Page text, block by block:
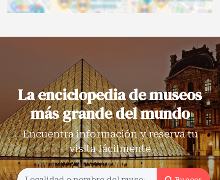
La enciclopedia de museos
más grande del mundo
Encuentra información y reserva tu
visita fácilmente